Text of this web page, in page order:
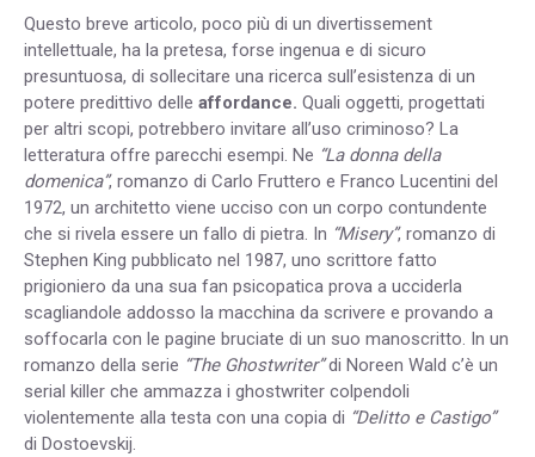
Questo breve articolo, poco più di un divertissement
intellettuale, ha la pretesa, forse ingenua e di sicuro
presuntuosa, di sollecitare una ricerca sull’esistenza di un
potere predittivo delle affordance. Quali oggetti, progettati
per altri scopi, potrebbero invitare all’uso criminoso? La
letteratura offre parecchi esempi. Ne “La donna della
domenica”, romanzo di Carlo Fruttero e Franco Lucentini del
1972, un architetto viene ucciso con un corpo contundente
che si rivela essere un fallo di pietra. In “Misery”, romanzo di
Stephen King pubblicato nel 1987, uno scrittore fatto
prigioniero da una sua fan psicopatica prova a ucciderla
scagliandole addosso la macchina da scrivere e provando a
soffocarla con le pagine bruciate di un suo manoscritto. In un
romanzo della serie “The Ghostwriter”di Noreen Wald c’è un
serial killer che ammazza i ghostwriter colpendoli
violentemente alla testa con una copia di “Delitto e Castigo”
di Dostoevskij.